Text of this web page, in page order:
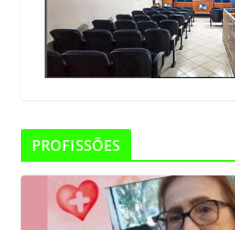
PROFISSÕES